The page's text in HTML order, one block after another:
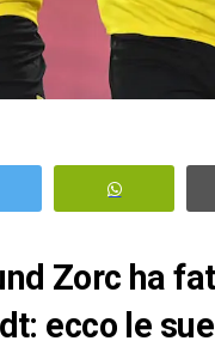
Zorc ha
ecco le